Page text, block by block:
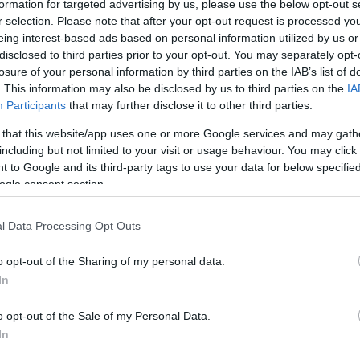
for targeted advertising by us, please use the below opt-out
selection. Please note that after your opt-out request is processed
interest-based ads based on personal information utilized by us
to third parties prior to your opt-out. You may separately
of your personal information by third parties on the IAB’s list of
This information may also be disclosed by us to third parties on the
Participants that may further disclose it to other third parties.
that this website/app uses one or more Google services and may
but not limited to your visit or usage behaviour. You may
to Google and its third-party tags to use your data for below
consent section.
Data Processing Opt Outs
opt-out of the Sharing of my personal data.
opt-out of the Sale of my Personal Data.
Egy négyéves kutatás olyan összefüggést tárt
fel, amely új megvilágításba helyezheti az
egészséges öregedés lehetőségeit.
mint
és
A füled árulkodik legjobban az
egészségi állapotodról
A fül állapota és a fülzsír színe, állaga vagy
szaga fontos jelzéseket adhat a szervezet
állapotáról, például fertőzésekről, stresszről vagy
akár tápanyaghiányról.
Tudósok először térképezték fel nagy léptékben a
macskák daganatainak genetikáját, és meglepő
mutációkkal.
megítélését
14:26
12:56
a
Nem is
Tanár Úr